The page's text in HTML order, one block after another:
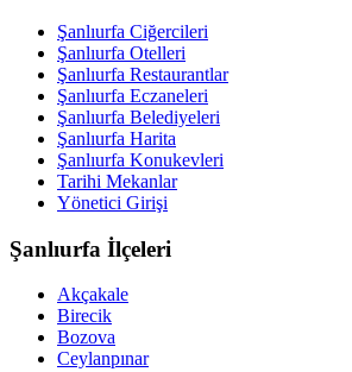
Şanlıurfa Ciğercileri
Şanlıurfa Otelleri
Şanlıurfa Restaurantlar
Şanlıurfa Eczaneleri
Şanlıurfa Belediyeleri
Şanlıurfa Harita
Şanlıurfa Konukevleri
Tarihi Mekanlar
Yönetici Girişi
Şanlıurfa İlçeleri
Akçakale
Birecik
Bozova
Ceylanpınar